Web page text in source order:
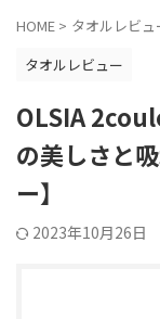
HOME > タオルレビュ
タオルレビュー
OLSIA
の美しさと
ー】
2023年10月26日